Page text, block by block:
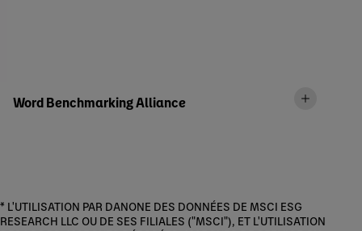
Word Benchmarking Alliance
* L'UTILISATION PAR DANONE DES DONNÉES DE MSCI ESG
RESEARCH LLC OU DE SES FILIALES ("MSCI"), ET L'UTILISATION